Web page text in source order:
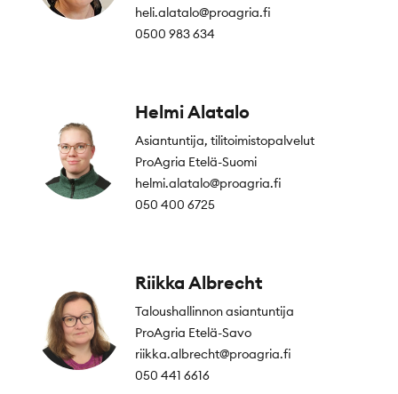
heli.alatalo@proagria.fi
0500 983 634
Helmi Alatalo
Asiantuntija, tilitoimistopalvelut
ProAgria Etelä-Suomi
helmi.alatalo@proagria.fi
050 400 6725
Riikka Albrecht
Taloushallinnon asiantuntija
ProAgria Etelä-Savo
riikka.albrecht@proagria.fi
050 441 6616